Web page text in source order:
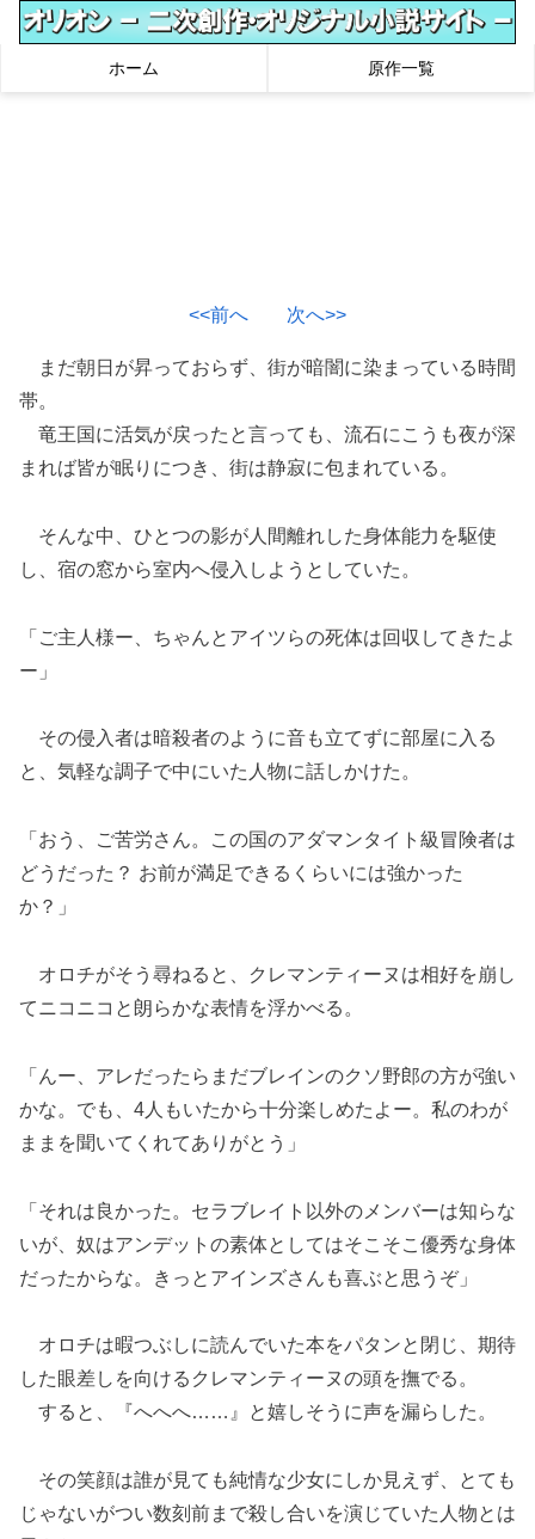
ホーム 原作一覧
<<前へ 次へ>>
まだ朝日が昇っておらず、街が暗闇に染まっている時間
帯。
竜王国に活気が戻ったと言っても、流石にこうも夜が深
まれば皆が眠りにつき、街は静寂に包まれている。
そんな中、ひとつの影が人間離れした身体能力を駆使
し、宿の窓から室内へ侵入しようとしていた。
「ご主人様ー、ちゃんとアイツらの死体は回収してきたよ
ー」
その侵入者は暗殺者のように音も立てずに部屋に入る
と、気軽な調子で中にいた人物に話しかけた。
「おう、ご苦労さん。この国のアダマンタイト級冒険者は
どうだった？ お前が満足できるくらいには強かった
か？」
オロチがそう尋ねると、クレマンティーヌは相好を崩し
てニコニコと朗らかな表情を浮かべる。
「んー、アレだったらまだブレインのクソ野郎の方が強い
かな。でも、4人もいたから十分楽しめたよー。私のわが
ままを聞いてくれてありがとう」
「それは良かった。セラブレイト以外のメンバーは知らな
いが、奴はアンデットの素体としてはそこそこ優秀な身体
だったからな。きっとアインズさんも喜ぶと思うぞ」
オロチは暇つぶしに読んでいた本をパタンと閉じ、期待
した眼差しを向けるクレマンティーヌの頭を撫でる。
すると、『へへへ……』と嬉しそうに声を漏らした。
その笑顔は誰が見ても純情な少女にしか見えず、とても
じゃないがつい数刻前まで殺し合いを演じていた人物とは